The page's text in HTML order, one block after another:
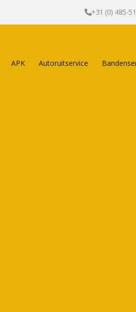
+31 (0) 485-
APK Autoruitservice